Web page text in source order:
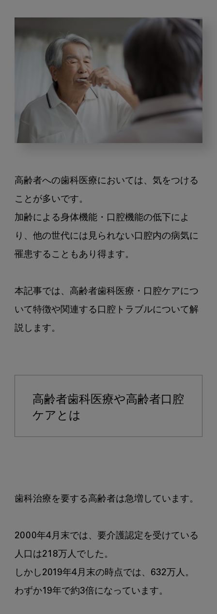
者
歯
科
医
口
腔
と
特
徴
ト
ま
た
高齢者への歯科医療においては、気をつける
ことが多いです。
加齢による身体機能・口腔機能の低下によ
り、他の世代には見られない口腔内の病気に
罹患することもあり得ます。
本記事では、高齢者歯科医療・口腔ケアにつ
いて特徴や関連する口腔トラブルについて解
説します。
高齢者歯科医療や高齢者口腔
ケアとは
歯科治療を要する高齢者は急増しています。
2000年4月末では、要介護認定を受けている
人口は218万人でした。
しかし2019年4月末の時点では、632万人。